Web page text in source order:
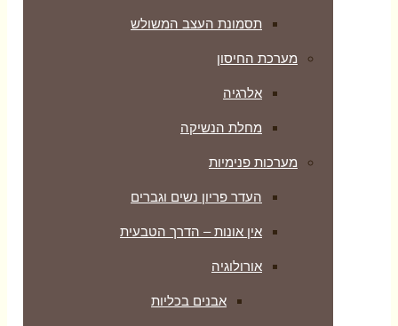
תסמונת העצב המשולש
מערכת החיסון
אלרגיה
מחלת הנשיקה
מערכות פנימיות
העדר פריון נשים וגברים
אין אונות – הדרך הטבעית
אורולוגיה
אבנים בכליות